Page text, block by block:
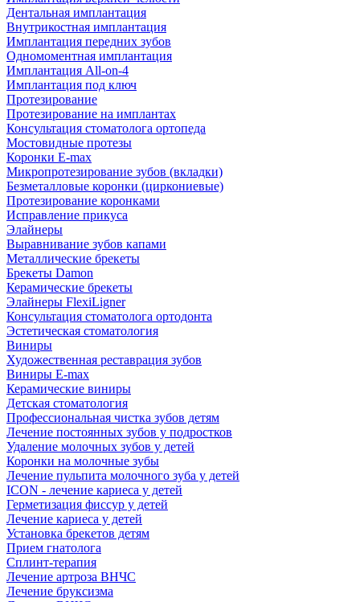
Дентальная имплантация
Внутрикостная имплантация
Имплантация передних зубов
Одномоментная имплантация
Имплантация All-on-4
Имплантация под ключ
Протезирование
Протезирование на имплантах
Консультация стоматолога ортопеда
Мостовидные протезы
Коронки E-max
Микропротезирование зубов (вкладки)
Безметалловые коронки (циркониевые)
Протезирование коронками
Исправление прикуса
Элайнеры
Выравнивание зубов капами
Металлические брекеты
Брекеты Damon
Керамические брекеты
Элайнеры FlexiLigner
Консультация стоматолога ортодонта
Эстетическая стоматология
Виниры
Художественная реставрация зубов
Виниры E-max
Керамические виниры
Детская стоматология
Профессиональная чистка зубов детям
Лечение постоянных зубов у подростков
Удаление молочных зубов у детей
Коронки на молочные зубы
Лечение пульпита молочного зуба у детей
ICON - лечение кариеса у детей
Герметизация фиссур у детей
Лечение кариеса у детей
Установка брекетов детям
Прием гнатолога
Сплинт-терапия
Лечение артроза ВНЧС
Лечение бруксизма